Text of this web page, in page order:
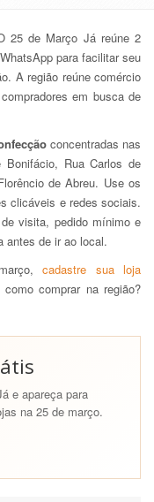
25 de Março Já reúne 2
para facilitar seu
A região reúne comércio
em busca de
concentradas nas
Rua Carlos de
de Abreu. Use os
clicáveis e redes sociais.
visita, pedido mínimo e
antes de ir ao local.
cadastre sua loja
comprar na região?
e apareça para
na 25 de março.